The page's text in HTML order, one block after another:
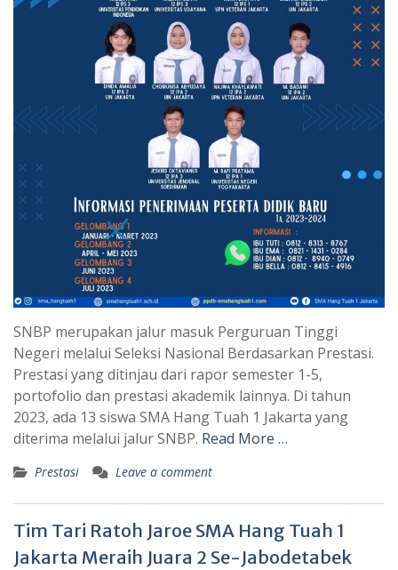
SNBP merupakan jalur masuk Perguruan Tinggi
Negeri melalui Seleksi Nasional Berdasarkan Prestasi.
Prestasi yang ditinjau dari rapor semester 1-5,
portofolio dan prestasi akademik lainnya. Di tahun
2023, ada 13 siswa SMA Hang Tuah 1 Jakarta yang
diterima melalui jalur SNBP. Read More …
Prestasi Leave a comment
Tim Tari Ratoh Jaroe SMA Hang Tuah 1
Jakarta Meraih Juara 2 Se-Jabodetabek